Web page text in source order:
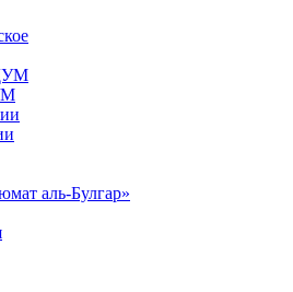
аль-Булгар»